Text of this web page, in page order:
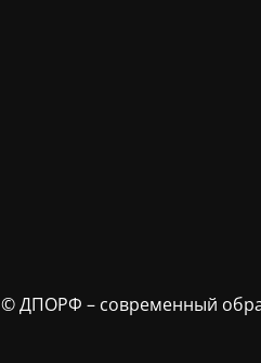
© ДПОРФ – современный